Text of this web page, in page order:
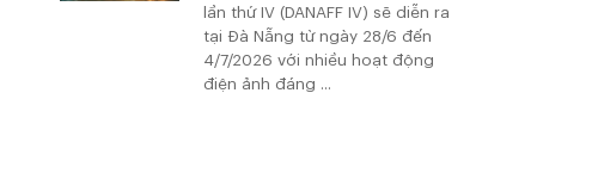
lần thứ IV (DANAFF IV) sẽ diễn ra
tại Đà Nẵng từ ngày 28/6 đến
4/7/2026 với nhiều hoạt động
điện ảnh đáng ...